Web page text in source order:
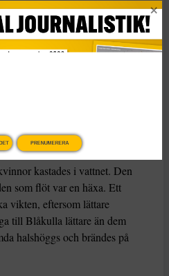
Gävlepojken, som pekade
hans lögner avslöjades
döden. Efter detta började
en häxa var det så kallad
kastades i vattnet. Den
som flöt var en häxa. Ett
vikten, eftersom lättare
till Blåkulla lättare än dem
halshöggs och brändes på
PRENUMERERA